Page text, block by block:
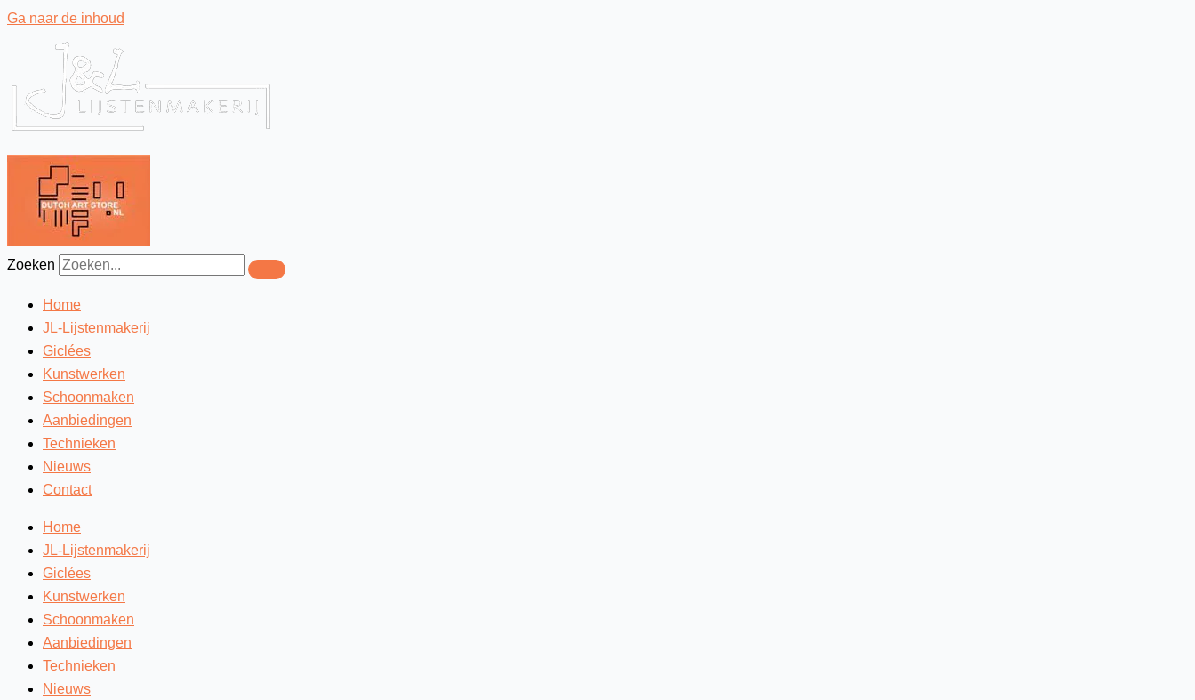
Ga naar de inhoud
Zoeken
Home
JL-Lijstenmakerij
Giclées
Kunstwerken
Schoonmaken
Aanbiedingen
Technieken
Nieuws
Contact
Home
JL-Lijstenmakerij
Giclées
Kunstwerken
Schoonmaken
Aanbiedingen
Technieken
Nieuws